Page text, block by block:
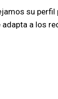
su
a los